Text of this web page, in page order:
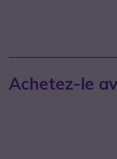
Achetez-le